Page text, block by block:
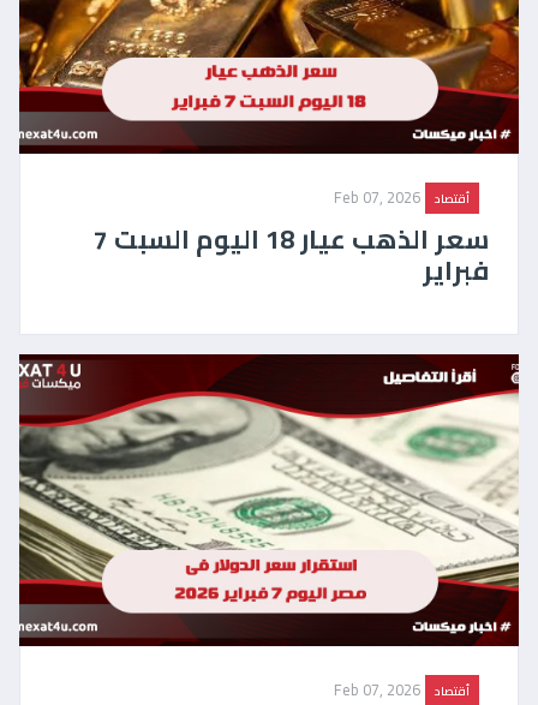
أقتصاد Feb 07, 2026
سعر الذهب عيار 18 اليوم السبت 7
فبراير
أقتصاد Feb 07, 2026